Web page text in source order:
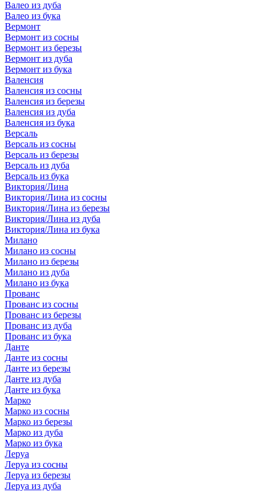
Валео из дуба
Валео из бука
Вермонт
Вермонт из сосны
Вермонт из березы
Вермонт из дуба
Вермонт из бука
Валенсия
Валенсия из сосны
Валенсия из березы
Валенсия из дуба
Валенсия из бука
Версаль
Версаль из сосны
Версаль из березы
Версаль из дуба
Версаль из бука
Виктория/Лина
Виктория/Лина из сосны
Виктория/Лина из березы
Виктория/Лина из дуба
Виктория/Лина из бука
Милано
Милано из сосны
Милано из березы
Милано из дуба
Милано из бука
Прованс
Прованс из сосны
Прованс из березы
Прованс из дуба
Прованс из бука
Данте
Данте из сосны
Данте из березы
Данте из дуба
Данте из бука
Марко
Марко из сосны
Марко из березы
Марко из дуба
Марко из бука
Леруа
Леруа из сосны
Леруа из березы
Леруа из дуба